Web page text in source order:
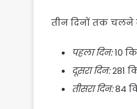
तीन दिनों तक चलने
पहला दिन:10
दूसरा दिन:281
तीसरा दिन:84